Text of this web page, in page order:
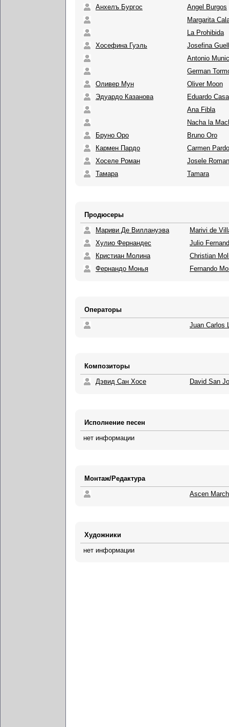
Анхелъ Бургос
Angel Burgos
Margarita
La Prohibida
Хосефина Гуэль
Josefina Guell
Antonio
German
Оливер Мун
Oliver Moon
Эдуардо Казанова
Eduardo
Ana Fibla
Nacha la
Бруно Оро
Bruno Oro
Кармен Пардо
Carmen Pardo
Хоселе Роман
Josele Roman
Тамара
Tamara
Продюсеры
Мариви Де Виллануэва
Marivi de
Хулио Фернандес
Julio
Кристиан Молина
Christian
Фернандо Монья
Fernando
Операторы
Juan Carlos
Композиторы
Дэвид Сан Хосе
David San
Исполнение песен
нет информации
Монтаж/Редактура
Ascen
Художники
нет информации